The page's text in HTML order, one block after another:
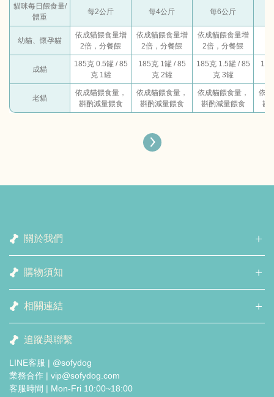
貓咪每日餵食量/
體重
每2公斤 每4公斤 每6公斤
幼貓、懷孕貓
依成貓餵食量增
2倍，分餐餵
依成貓餵食量增
2倍，分餐餵
依成貓餵食量增
2倍，分餐餵
成貓
185克 0.5罐 / 85
克 1罐
185克 1罐 / 85
克 2罐
185克 1.5罐 / 85
克 3罐
老貓
依成貓餵食量，
斟酌減量餵食
依成貓餵食量，
斟酌減量餵食
依成貓餵食量，
斟酌減量餵食
依
斟
關於我們
購物須知
相關連結
追蹤與聯繫
LINE客服 | @sofydog
業務合作 | vip@sofydog.com
客服時間 | Mon-Fri 10:00~18:00